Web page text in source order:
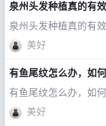
泉州头发种植真的有效
泉州头发种植真的有效
美好
有鱼尾纹怎么办，如
有鱼尾纹怎么办，如
美好